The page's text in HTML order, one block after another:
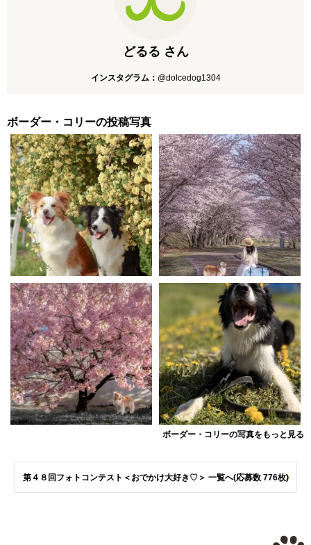
どるる さん
インスタグラム： @dolcedog1304
ボーダー・コリーの投稿写真
ボーダー・コリーの写真をもっと見る
第４８回フォトコンテスト＜おでかけ大好き♡＞ 一覧へ(応募数 776枚)